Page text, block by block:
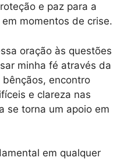
e paz para a
momentos de crise.
oração às questões
minha fé através da
encontro
e clareza nas
se torna um apoio em
em qualquer